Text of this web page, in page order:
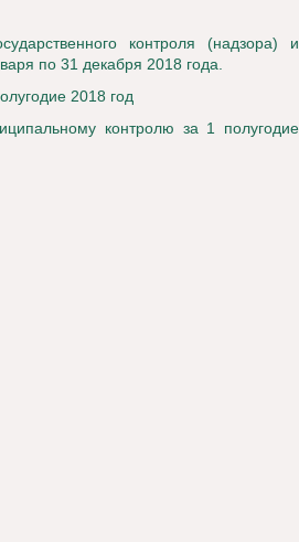
контроля (надзора) и
по 31 декабря 2018 года.
2018 год
контролю за 1 полугодие